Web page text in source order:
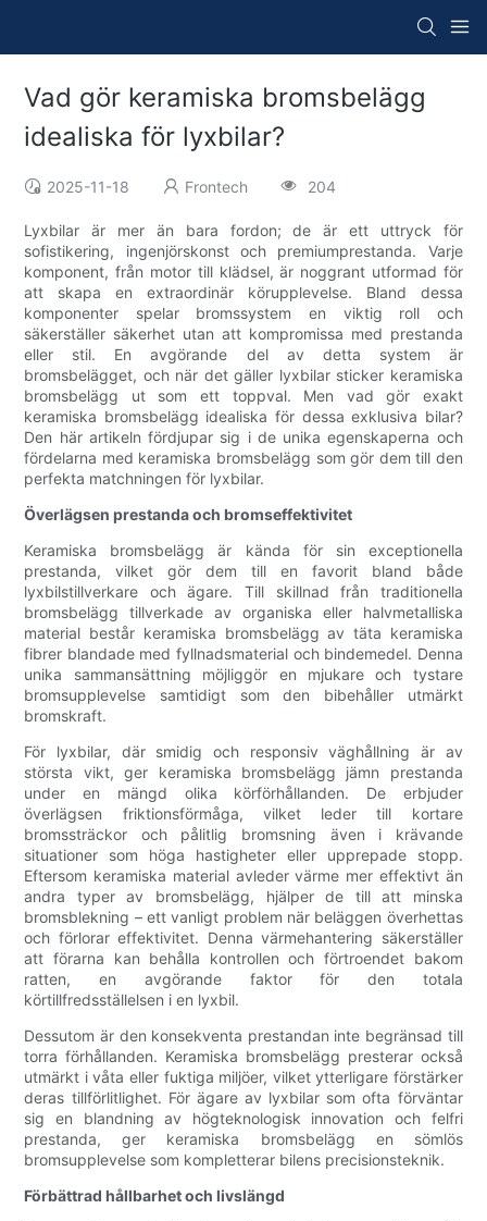
Vad gör keramiska bromsbelägg
idealiska för lyxbilar?
2025-11-18 Frontech 204
Lyxbilar är mer än bara fordon; de är ett uttryck för
sofistikering, ingenjörskonst och premiumprestanda. Varje
komponent, från motor till klädsel, är noggrant utformad för
att skapa en extraordinär körupplevelse. Bland dessa
komponenter spelar bromssystem en viktig roll och
säkerställer säkerhet utan att kompromissa med prestanda
eller stil. En avgörande del av detta system är
bromsbelägget, och när det gäller lyxbilar sticker keramiska
bromsbelägg ut som ett toppval. Men vad gör exakt
keramiska bromsbelägg idealiska för dessa exklusiva bilar?
Den här artikeln fördjupar sig i de unika egenskaperna och
fördelarna med keramiska bromsbelägg som gör dem till den
perfekta matchningen för lyxbilar.
Överlägsen prestanda och bromseffektivitet
Keramiska bromsbelägg är kända för sin exceptionella
prestanda, vilket gör dem till en favorit bland både
lyxbilstillverkare och ägare. Till skillnad från traditionella
bromsbelägg tillverkade av organiska eller halvmetalliska
material består keramiska bromsbelägg av täta keramiska
fibrer blandade med fyllnadsmaterial och bindemedel. Denna
unika sammansättning möjliggör en mjukare och tystare
bromsupplevelse samtidigt som den bibehåller utmärkt
bromskraft.
För lyxbilar, där smidig och responsiv väghållning är av
största vikt, ger keramiska bromsbelägg jämn prestanda
under en mängd olika körförhållanden. De erbjuder
överlägsen friktionsförmåga, vilket leder till kortare
bromssträckor och pålitlig bromsning även i krävande
situationer som höga hastigheter eller upprepade stopp.
Eftersom keramiska material avleder värme mer effektivt än
andra typer av bromsbelägg, hjälper de till att minska
bromsblekning – ett vanligt problem när beläggen överhettas
och förlorar effektivitet. Denna värmehantering säkerställer
att förarna kan behålla kontrollen och förtroendet bakom
ratten, en avgörande faktor för den totala
körtillfredsställelsen i en lyxbil.
Dessutom är den konsekventa prestandan inte begränsad till
torra förhållanden. Keramiska bromsbelägg presterar också
utmärkt i våta eller fuktiga miljöer, vilket ytterligare förstärker
deras tillförlitlighet. För ägare av lyxbilar som ofta förväntar
sig en blandning av högteknologisk innovation och felfri
prestanda, ger keramiska bromsbelägg en sömlös
bromsupplevelse som kompletterar bilens precisionsteknik.
Förbättrad hållbarhet och livslängd